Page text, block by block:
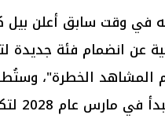
في وقت سابق أعلن بيل
عن انضمام فئة جديدة
المشاهد الخطرة"،